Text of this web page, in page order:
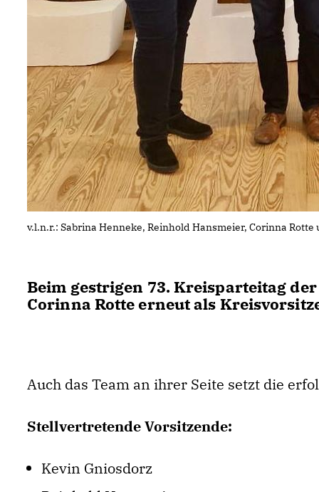
v.l.n.r.: Sabrina Henneke, Reinhold Hansmeier, Corinna
Beim gestrigen 73. Kreisparteitag
Corinna Rotte erneut als
Auch das Team an ihrer Seite setzt die
Stellvertretende Vorsitzende:
Kevin Gniosdorz